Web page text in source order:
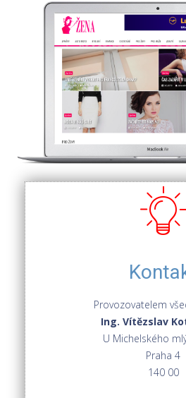
Provozovatelem
Ing. Vítězslav
U Michelského
Praha 4
140 00